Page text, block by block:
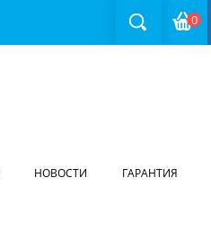
0
НОВОСТИ ГАРАНТИЯ